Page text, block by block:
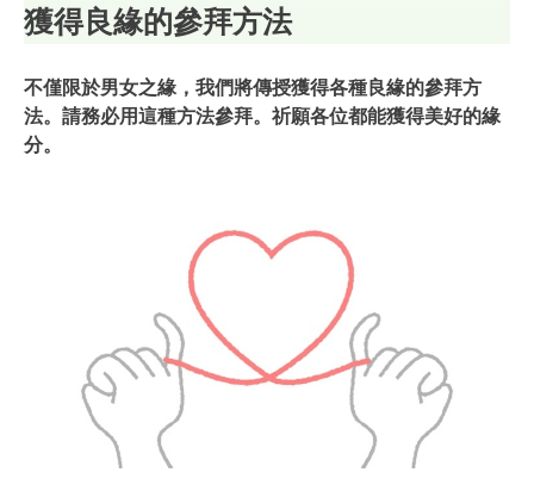
獲得良緣的參拜方法
不僅限於男女之緣，我們將傳授獲得各種良緣的參拜方
法。請務必用這種方法參拜。祈願各位都能獲得美好的緣
分。